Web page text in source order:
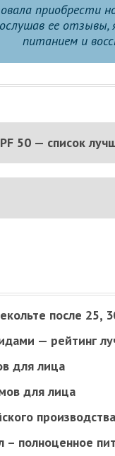
приобрести
ее
питанием и
50 — список
после 25,
— рейтинг
для лица
для лица
– полноценное